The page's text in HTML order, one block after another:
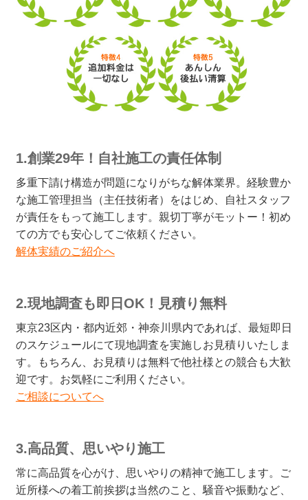
1.創業29年！自社施工の責任体制
多重下請け構造が問題になりがちな解体業界。経験豊か
な施工管理担当（主任技術者）をはじめ、自社スタッフ
が責任をもって施工します。親切丁寧がモットー！初め
ての方でも安心してご依頼ください。
解体実績のご紹介へ
2.現地調査も即日OK！見積り無料
東京23区内・都内近郊・神奈川県内であれば、最短即日
のスケジュールにて現地調査を実施しお見積りいたしま
す。もちろん、お見積りは無料で他社様との競合も大歓
迎です。お気軽にご利用ください。
ご相談についてへ
3.高品質、思いやり施工
常に高品質を心がけ、思いやりの精神で施工します。ご
近所様への着工前挨拶は当然のこと、騒音や振動など、